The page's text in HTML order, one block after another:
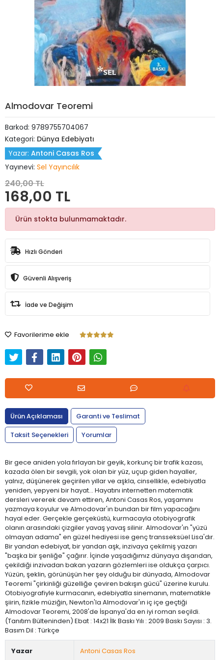
Almodovar Teoremi
Barkod: 9789755704067
Kategori: Dünya Edebiyatı
Yazar: Antoni Casas Ros
Yayınevi: Sel Yayıncılık
240,00 TL
168,00 TL
Ürün stokta bulunmamaktadır.
Hızlı Gönderi
Güvenli Alışveriş
İade ve Değişim
Favorilerime ekle
Ürün Açıklaması
Garanti ve Teslimat
Taksit Seçenekleri
Yorumlar
Bir gece aniden yola fırlayan bir geyik, korkunç bir trafik kazası,
kazada ölen bir sevgili, yok olan bir yüz, uçup giden hayaller,
yalnız, düşünerek geçirilen yıllar ve aşkla, cinsellikle, edebiyatla
yeniden, yepyeni bir hayat... Hayatını internetten matematik
dersleri vererek devam ettiren, Antoni Casas Ros, yaşamını
yazmaya koyulur ve Almodovar'ın bundan bir film yapacağını
hayal eder. Gerçekle gerçeküstü, kurmacayla otobiyografik
olanın arasındaki çizgiler yavaş yavaş silinir. Almodovar'ın "yüzü
olmayan adama" en güzel hediyesi ise genç transseksüel Lisa'dır.
Bir yandan edebiyat, bir yandan aşk, inzivaya çekilmiş yazarı
"başka bir şenliğe" çağırır. İçinde yaşadığımız dünyaya dışarıdan,
çekildiği inzivadan bakan yazarın gözlemleri ise oldukça çarpıcı.
Yüzün, şeklin, görünüşün her şey olduğu bir dünyada, Almodovar
Teoremi "çirkinliği güzelliğe çeviren bakışın gücü" üzerine kurulu.
Otobiyografiyle kurmacanın, edebiyatla sinemanın, matematikle
şiirin, fizikle müziğin, Newton'la Almodovar'ın iç içe geçtiği
Almodovar Teoremi, 2008'de İspanya'da en iyi roman seçildi.
(Tanıtım Bülteninden) Ebat : 14x21 İlk Baskı Yılı : 2009 Baskı Sayısı : 3.
Basım Dil : Türkçe
Yazar Antoni Casas Ros